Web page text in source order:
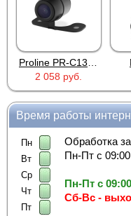
2 058 руб.
Время работы
Пн
Вт
Ср
Чт
Пт
Обработка
Пн-Пт с
Пн-Пт с
Сб-Вс -